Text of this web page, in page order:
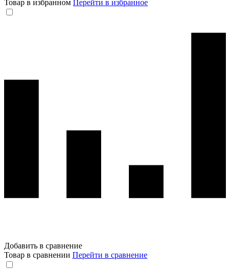
Товар в избранном Перейти в избранное
Добавить в сравнение
Товар в сравнении Перейти в сравнение